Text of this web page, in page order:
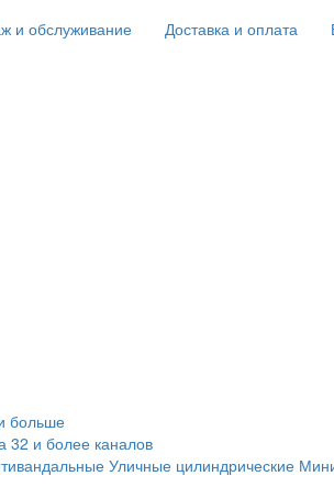
и обслуживание Доставка и оплата
больше
32 и более каналов
Уличные цилиндрические